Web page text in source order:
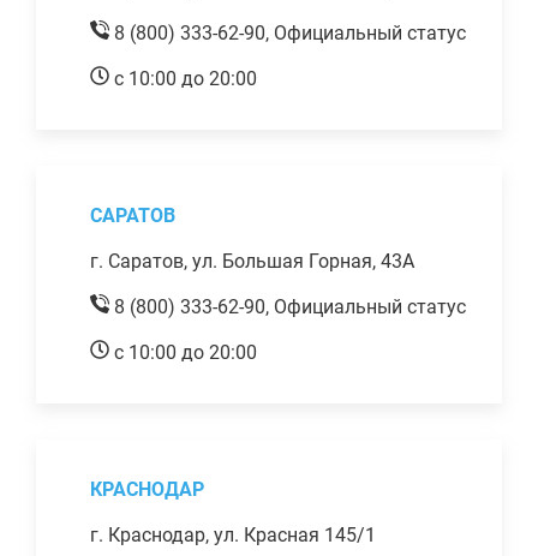
8 (800) 333-62-90, Официальный статус
с 10:00 до 20:00
САРАТОВ
г. Саратов, ул. Большая Горная, 43А
8 (800) 333-62-90, Официальный статус
с 10:00 до 20:00
КРАСНОДАР
г. Краснодар, ул. Красная 145/1